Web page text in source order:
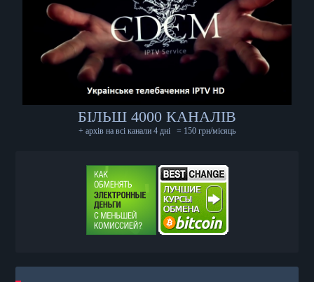
БІЛЬШ 4000 КАНАЛІВ
+ архів на всі канали 4 дні = 150 грн/місяць